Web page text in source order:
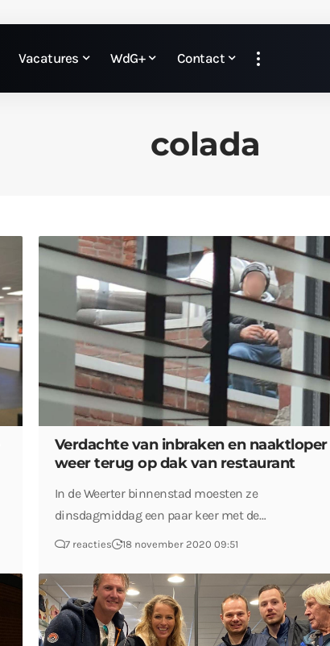
Vacatures WdG+ Contact
colada
Verdachte van inbraken en naaktloper
weer terug op dak van restaurant
In de Weerter binnenstad moesten ze
dinsdagmiddag een paar keer met de…
7 reacties 18 november 2020 09:51